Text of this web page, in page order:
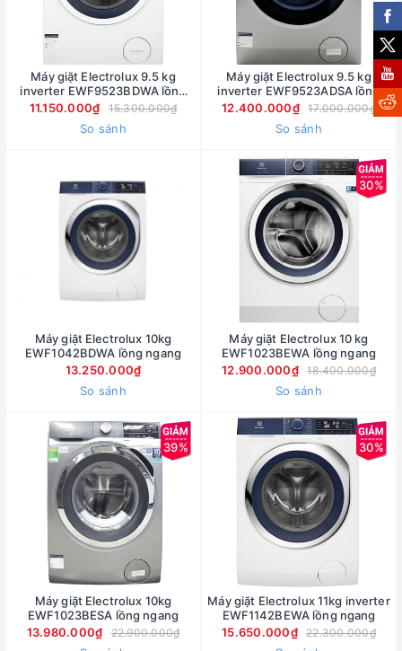
Máy giặt Electrolux 9.5 kg
inverter EWF9523BDWA lồng
ngang
11.150.000₫ 15.300.000₫
So sánh
Máy giặt Electrolux 9.5 kg
inverter EWF9523ADSA lồng
ngang
12.400.000₫ 17.000.000₫
So sánh
Máy giặt Electrolux 10kg
EWF1042BDWA lồng ngang
13.250.000₫
So sánh
30%
Máy giặt Electrolux 10 kg
EWF1023BEWA lồng ngang
12.900.000₫
18.400.000₫
So sánh
39%
Máy giặt Electrolux 10kg
EWF1023BESA lồng ngang
13.980.000₫
22.900.000₫
30%
Máy giặt Electrolux 11kg inverter
EWF1142BEWA lồng ngang
15.650.000₫
22.300.000₫